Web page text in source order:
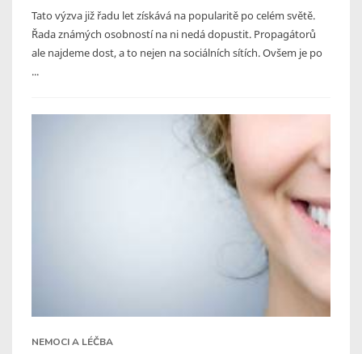
Tato výzva již řadu let získává na popularitě po celém světě.
Řada známých osobností na ni nedá dopustit. Propagátorů
ale najdeme dost, a to nejen na sociálních sítích. Ovšem je po
...
NEMOCI A LÉČBA